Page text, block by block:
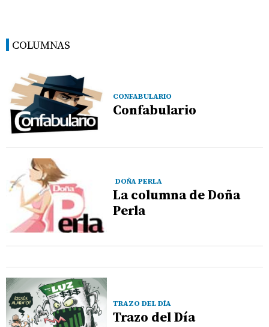
COLUMNAS
CONFABULARIO
Confabulario
DOÑA PERLA
La columna de Doña
Perla
TRAZO DEL DÍA
Trazo del Día